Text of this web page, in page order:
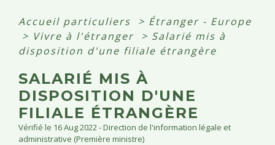
Accueil particuliers > Étranger - Europe
> Vivre à l'étranger > Salarié mis à
disposition d'une filiale étrangère
SALARIÉ MIS À
DISPOSITION D'UNE
FILIALE ÉTRANGÈRE
Vérifié le 16 Aug 2022 - Direction de l'information légale et
administrative (Première ministre)